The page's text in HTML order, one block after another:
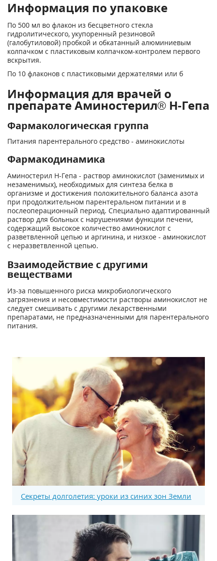
Информация по упаковке
По 500 мл во флакон из бесцветного стекла
гидролитического, укупоренный резиновой
(галобутиловой) пробкой и обкатанный алюминиевым
колпачком с пластиковым колпачком-контролем первого
вскрытия.
По 10 флаконов с пластиковыми держателями или б
Информация для врачей о
препарате Аминостерил® Н-Гепа
Фармакологическая группа
Питания парентерального средство - аминокислоты
Фармакодинамика
Аминостерил Н-Гепа - раствор аминокислот (заменимых и
незаменимых), необходимых для синтеза белка в
организме и достижения положительного баланса азота
при продолжительном парентеральном питании и в
послеоперационный период. Специально адаптированный
раствор для больных с нарушениями функции печени,
содержащий высокое количество аминокислот с
разветвленной цепью и аргинина, и низкое - аминокислот
с неразветвленной цепью.
Взаимодействие с другими
веществами
Из-за повышенного риска микробиологического
загрязнения и несовместимости растворы аминокислот не
следует смешивать с другими лекарственными
препаратами, не предназначенными для парентерального
питания.
Секреты долголетия: уроки из синих зон Земли